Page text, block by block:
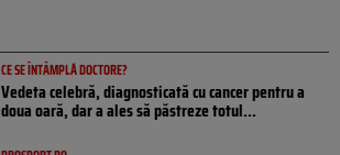
CE SE ÎNTÂMPLĂ DOCTORE?
Vedeta celebră, diagnosticată cu cancer pentru a
doua oară, dar a ales să păstreze totul...